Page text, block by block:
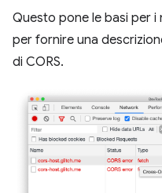
Questo pone le basi per i
per fornire una
di CORS.